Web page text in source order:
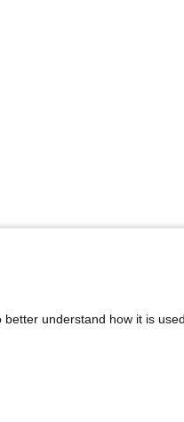
understand how it is